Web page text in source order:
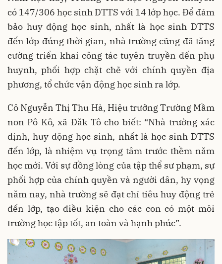
có 147/306 học sinh DTTS với 14 lớp học. Để đảm
bảo huy động học sinh, nhất là học sinh DTTS
đến lớp đúng thời gian, nhà trường cũng đã tăng
cường triển khai công tác tuyên truyền đến phụ
huynh, phối hợp chặt chẽ với chính quyền địa
phương, tổ chức vận động học sinh ra lớp.
Cô Nguyễn Thị Thu Hà, Hiệu trưởng Trường Mầm
non Pô Kô, xã Đăk Tô cho biết: “Nhà trường xác
định, huy động học sinh, nhất là học sinh DTTS
đến lớp, là nhiệm vụ trọng tâm trước thềm năm
học mới. Với sự đồng lòng của tập thể sư phạm, sự
phối hợp của chính quyền và người dân, hy vọng
năm nay, nhà trường sẽ đạt chỉ tiêu huy động trẻ
đến lớp, tạo điều kiện cho các con có một môi
trường học tập tốt, an toàn và hạnh phúc”.